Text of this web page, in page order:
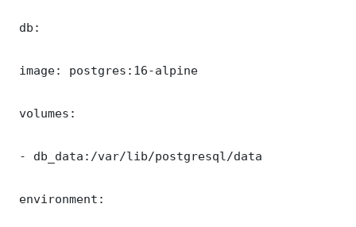
db:
image: postgres:16-alpine
volumes:
- db_data:/var/lib/postgresql/data
environment: